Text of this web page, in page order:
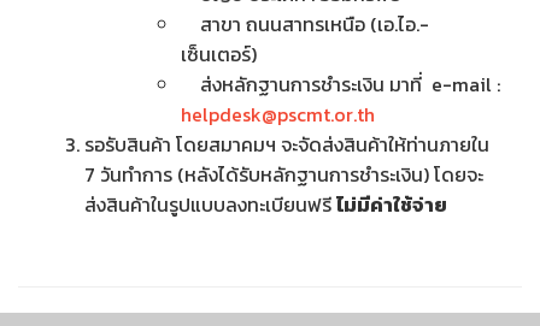
สาขา ถนนสาทรเหนือ (เอ.ไอ.-
เซ็นเตอร์)
ส่งหลักฐานการชำระเงิน มาที่ e-mail :
helpdesk@pscmt.or.th
รอรับสินค้า โดยสมาคมฯ จะจัดส่งสินค้าให้ท่านภายใน
7 วันทำการ (หลังได้รับหลักฐานการชำระเงิน) โดยจะ
ส่งสินค้าในรูปแบบลงทะเบียนฟรีไม่มีค่าใช้จ่าย